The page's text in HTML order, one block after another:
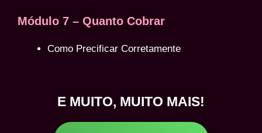
Módulo 7 – Quanto Cobrar
Como Precificar Corretamente
E MUITO, MUITO MAIS!